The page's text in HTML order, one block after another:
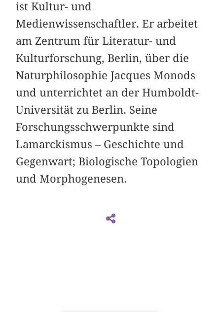
ist Kultur- und
Medienwissenschaftler. Er arbeitet
am Zentrum für Literatur- und
Kulturforschung, Berlin, über die
Naturphilosophie Jacques Monods
und unterrichtet an der Humboldt-
Universität zu Berlin. Seine
Forschungsschwerpunkte sind
Lamarckismus – Geschichte und
Gegenwart; Biologische Topologien
und Morphogenesen.